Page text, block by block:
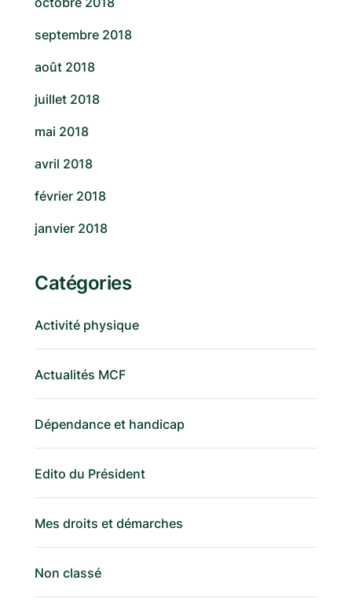
septembre 2018
août 2018
juillet 2018
mai 2018
avril 2018
février 2018
janvier 2018
Catégories
Activité physique
Actualités MCF
Dépendance et handicap
Edito du Président
Mes droits et démarches
Non classé